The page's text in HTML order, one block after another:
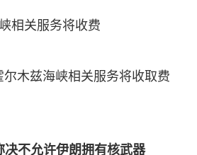
相关服务将收费
尔木兹海峡相关服务将收取费
决不允许伊朗拥有核武器